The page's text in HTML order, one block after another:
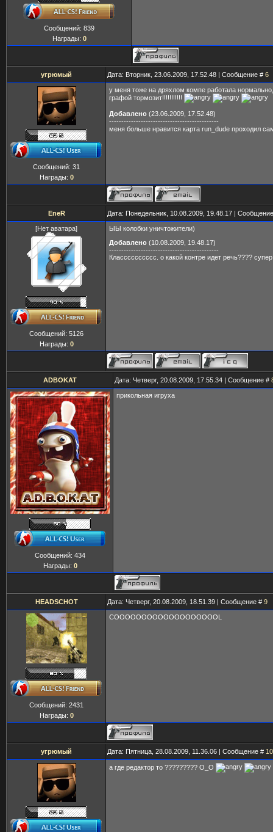
Сообщений: 839
Награды: 0
угрюмый Дата: Вторник, 23.06.2009, 17.52.48 | Сообщение # 6
Сообщений: 31
Награды: 0
у меня тоже на дряхлом компе работала
графой тормозит!!!!!!!!!!!
Добавлено (23.06.2009, 17.52.48)
---------------------------------------------
меня больше нравится карта run_dude проходил
EneR Дата: Понедельник, 10.08.2009, 19.48.17 |
[Нет аватара]
Сообщений: 5126
Награды: 0
ЫЫ колобки уничтожители)
Добавлено (10.08.2009, 19.48.17)
---------------------------------------------
Класссссссссс. о какой контре идет речь????
ADBOKAT Дата: Четверг, 20.08.2009, 17.55.34 | Сообщение #
Сообщений: 434
Награды: 0
прикольная игруха
HEADSCHOT Дата: Четверг, 20.08.2009, 18.51.39 | Сообщение # 9
Сообщений: 2431
Награды: 0
COOOOOOOOOOOOOOOOOOOL
угрюмый Дата: Пятница, 28.08.2009, 11.36.06 | Сообщение # 10
а где редактор то ????????? О_О